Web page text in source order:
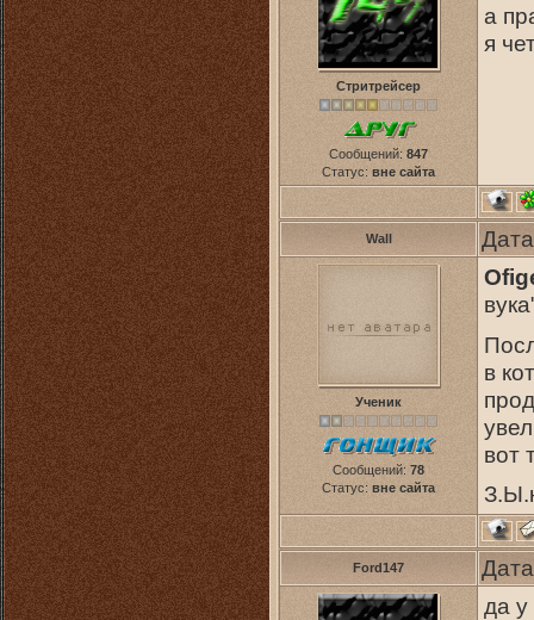
Стритрейсер
Сообщений: 847
Статус: вне сайта
а
я
Wall
Ученик
Сообщений: 78
Статус: вне сайта
в
вот
Ford147
да у